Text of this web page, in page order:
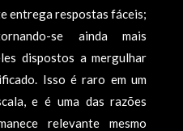
entrega respostas fáceis;
se ainda mais
dispostos a mergulhar
Isso é raro em um
e é uma das razões
relevante mesmo